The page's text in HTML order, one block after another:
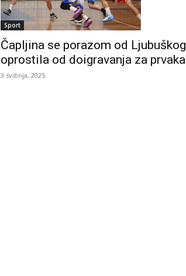
Sport
Čapljina se porazom od Ljubuškog
oprostila od doigravanja za prvaka
3 svibnja, 2025